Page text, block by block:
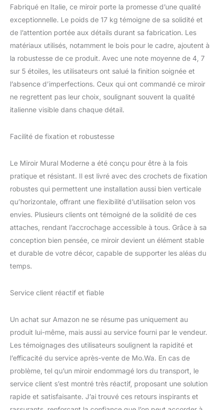
salon ou le salon
Fabriqué en Italie, ce miroir porte la promesse d’une qualité
exceptionnelle. Le poids de 17 kg témoigne de sa solidité et
de l’attention portée aux détails durant sa fabrication. Les
matériaux utilisés, notamment le bois pour le cadre, ajoutent à
la robustesse de ce produit. Avec une note moyenne de 4, 7
sur 5 étoiles, les utilisateurs ont salué la finition soignée et
l’absence d’imperfections. Ceux qui ont commandé ce miroir
ne regrettent pas leur choix, soulignant souvent la qualité
italienne visible dans chaque détail.
Facilité de fixation et robustesse
Le Miroir Mural Moderne a été conçu pour être à la fois
pratique et résistant. Il est livré avec des crochets de fixation
robustes qui permettent une installation aussi bien verticale
qu’horizontale, offrant une flexibilité d’utilisation selon vos
envies. Plusieurs clients ont témoigné de la solidité de ces
attaches, rendant l’accrochage accessible à tous. Grâce à sa
conception bien pensée, ce miroir devient un élément stable
et durable de votre décor, capable de supporter les aléas du
temps.
Service client réactif et fiable
Un achat sur Amazon ne se résume pas uniquement au
produit lui-même, mais aussi au service fourni par le vendeur.
Les témoignages des utilisateurs soulignent la rapidité et
l’efficacité du service après-vente de Mo.Wa. En cas de
problème, tel qu’un miroir endommagé lors du transport, le
service client s’est montré très réactif, proposant une solution
rapide et satisfaisante. J’ai trouvé ces retours inspirants et